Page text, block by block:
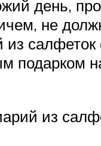
день,
не
подарком
из